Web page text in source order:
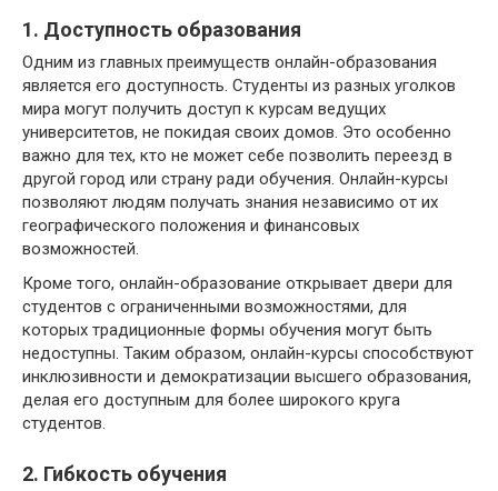
1. Доступность образования
Одним из главных преимуществ онлайн-образования
является его доступность. Студенты из разных уголков
мира могут получить доступ к курсам ведущих
университетов, не покидая своих домов. Это особенно
важно для тех, кто не может себе позволить переезд в
другой город или страну ради обучения. Онлайн-курсы
позволяют людям получать знания независимо от их
географического положения и финансовых
возможностей.
Кроме того, онлайн-образование открывает двери для
студентов с ограниченными возможностями, для
которых традиционные формы обучения могут быть
недоступны. Таким образом, онлайн-курсы способствуют
инклюзивности и демократизации высшего образования,
делая его доступным для более широкого круга
студентов.
2. Гибкость обучения